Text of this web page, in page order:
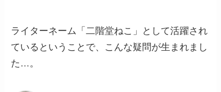
ライターネーム「二階堂ねこ」として活躍され
ているということで、こんな疑問が生まれまし
た…。